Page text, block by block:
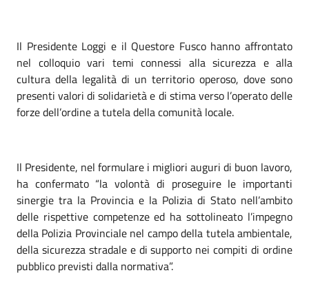
Il Presidente Loggi e il Questore Fusco hanno affrontato
nel colloquio vari temi connessi alla sicurezza e alla
cultura della legalità di un territorio operoso, dove sono
presenti valori di solidarietà e di stima verso l’operato delle
forze dell’ordine a tutela della comunità locale.
Il Presidente, nel formulare i migliori auguri di buon lavoro,
ha confermato “la volontà di proseguire le importanti
sinergie tra la Provincia e la Polizia di Stato nell’ambito
delle rispettive competenze ed ha sottolineato l’impegno
della Polizia Provinciale nel campo della tutela ambientale,
della sicurezza stradale e di supporto nei compiti di ordine
pubblico previsti dalla normativa”.